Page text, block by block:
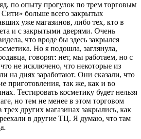
по опыту прогулок по трем торговым
больше всего закрытых
уже магазинов, либо тех, кто в
и с закрытыми дверями. Очень
что вроде бы здесь закрылся
Но я подошла, заглянула,
говорят: нет, мы работаем, но с
не исключено, что некоторые из
на днях заработают. Они сказали, что
приготовления, так же, как и во
Тестировать косметику будет нельзя
но тем не менее в этом торговом
трех других магазинах закрылись, как
в другие ТЦ. Я думаю, что там